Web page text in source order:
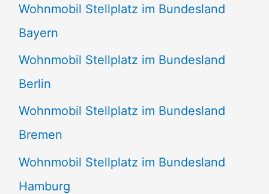
:
Wohnmobil Stellplatz im Bundesland
Bayern
Wohnmobil Stellplatz im Bundesland
Berlin
Wohnmobil Stellplatz im Bundesland
Bremen
Wohnmobil Stellplatz im Bundesland
Hamburg